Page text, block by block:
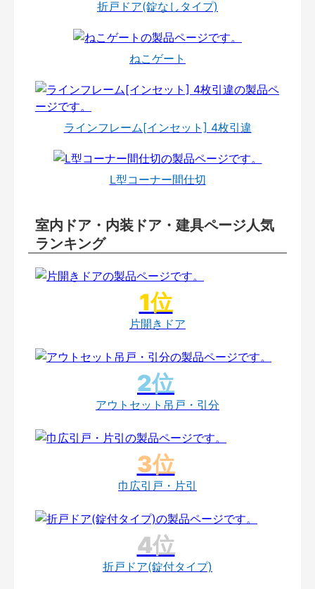
折戸ドア(錠なしタイプ)
ねこゲート
ラインフレーム[インセット] 4枚引違
L型コーナー間仕切
室内ドア・内装ドア・建具ページ人気
ランキング
片開きドア
アウトセット吊戸・引分
巾広引戸・片引
折戸ドア(錠付タイプ)